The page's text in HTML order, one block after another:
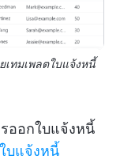
เทมเพลตใบแจ้งหนี้
ออกใบแจ้งหนี้
บแจ้งหนี้